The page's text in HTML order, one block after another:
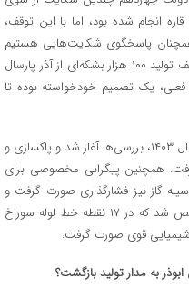
انجام شده بود، اما با این توقف،
پاسخگوی شکایت‌هایی هستیم
که در دولت قبل شکل گرفت. در واقع، این توقف تولید ۱۰۰ هزار بشکه‌ای از آذر پارسال
در شرایط فعلی، یک تصمیم خودخواسته بوده تا
با قطع جریان نفت در این خط لوله از ۱۹ آذر سال ۱۴۰۳، بررسی‌ها آغاز شد و پاکسازی و
قرار گرفت. همچنین پیگرانی مخصوصی برای
گاز نیز فشارگذاری صورت گرفت و
نقاط پر ریسک شناسایی شد. در نهایت مشخص شد که در ۱۷ نقطه خط لوله سوراخ
قوی صورت گرفت.
به مدار تولید بازگشت؟